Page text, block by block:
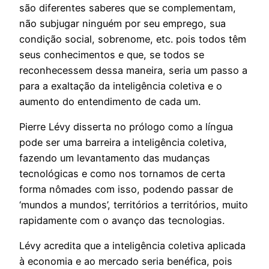
são diferentes saberes que se complementam,
não subjugar ninguém por seu emprego, sua
condição social, sobrenome, etc. pois todos têm
seus conhecimentos e que, se todos se
reconhecessem dessa maneira, seria um passo a
para a exaltação da inteligência coletiva e o
aumento do entendimento de cada um.
Pierre Lévy disserta no prólogo como a língua
pode ser uma barreira a inteligência coletiva,
fazendo um levantamento das mudanças
tecnológicas e como nos tornamos de certa
forma nômades com isso, podendo passar de
‘mundos a mundos’, territórios a territórios, muito
rapidamente com o avanço das tecnologias.
Lévy acredita que a inteligência coletiva aplicada
à economia e ao mercado seria benéfica, pois